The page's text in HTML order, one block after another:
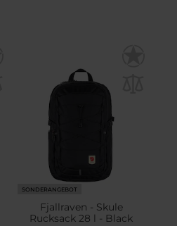
SONDERANGEBOT
Fjallraven - Skule
Rucksack 28 l - Black